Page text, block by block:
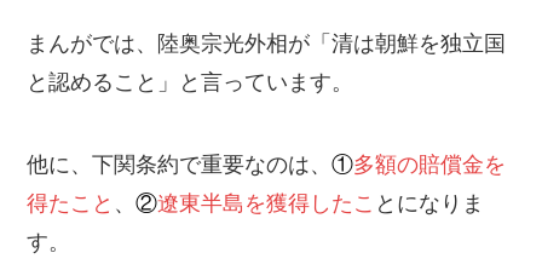
まんがでは、陸奥宗光外相が「清は朝鮮を独立国
と認めること」と言っています。
他に、下関条約で重要なのは、①多額の賠償金を
得たこと 、②遼東半島を獲得したこ とになりま
す。